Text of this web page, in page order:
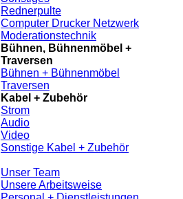
Rednerpulte
Computer Drucker Netzwerk
Moderationstechnik
Bühnen, Bühnenmöbel +
Traversen
Bühnen + Bühnenmöbel
Traversen
Kabel + Zubehör
Strom
Audio
Video
Sonstige Kabel + Zubehör
Unser Team
Unsere Arbeitsweise